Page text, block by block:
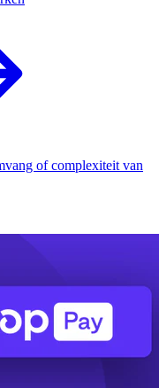
of complexiteit van